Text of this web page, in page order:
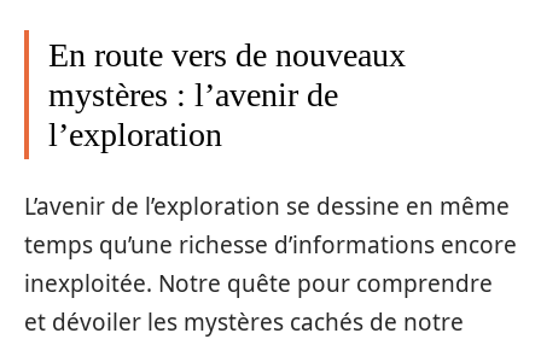
En route vers de nouveaux
mystères : l’avenir de
l’exploration
L’avenir de l’exploration se dessine en même
temps qu’une richesse d’informations encore
inexploitée. Notre quête pour comprendre
et dévoiler les mystères cachés de notre